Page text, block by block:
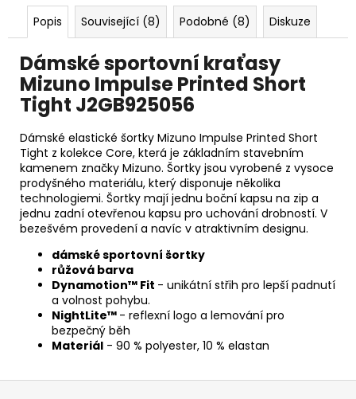
Popis Související (8) Podobné (8) Diskuze
Dámské sportovní kraťasy
Mizuno Impulse Printed Short
Tight J2GB925056
Dámské elastické šortky Mizuno Impulse Printed Short
Tight z kolekce Core, která je základním stavebním
kamenem značky Mizuno. Šortky jsou vyrobené z vysoce
prodyšného materiálu, který disponuje několika
technologiemi. Šortky mají jednu boční kapsu na zip a
jednu zadní otevřenou kapsu pro uchování drobností. V
bezešvém provedení a navíc v atraktivním designu.
dámské sportovní šortky
růžová barva
Dynamotion™ Fit - unikátní střih pro lepší padnutí
a volnost pohybu.
NightLite™ - reflexní logo a lemování pro
bezpečný běh
Materiál - 90 % polyester, 10 % elastan